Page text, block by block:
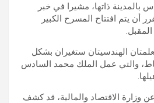
بالمدينة ذاتها، مشيرا في خبر
أن يتم افتتاح المسرح الكبير
المقبل.
الهندسيتان ستغيران بشكل
والتي عمل الملك محمد السادس
وزارة الاقتصاد والمالية، قد كشف